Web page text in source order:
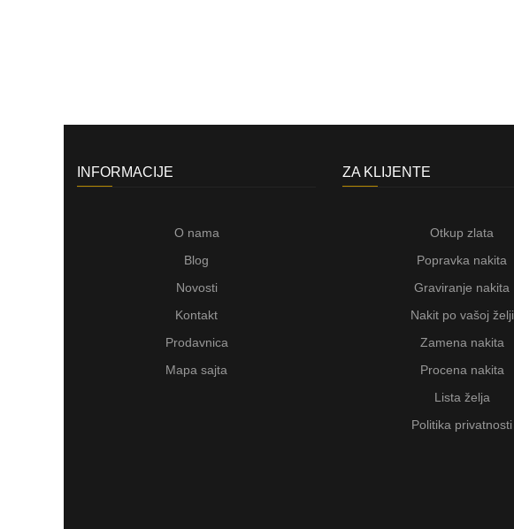
INFORMACIJE
O nama
Blog
Novosti
Kontakt
Prodavnica
Mapa sajta
ZA KLIJENTE
Otkup zlata
Popravka nakita
Graviranje nakita
Nakit po vašoj želji
Zamena nakita
Procena nakita
Lista želja
Politika privatnosti